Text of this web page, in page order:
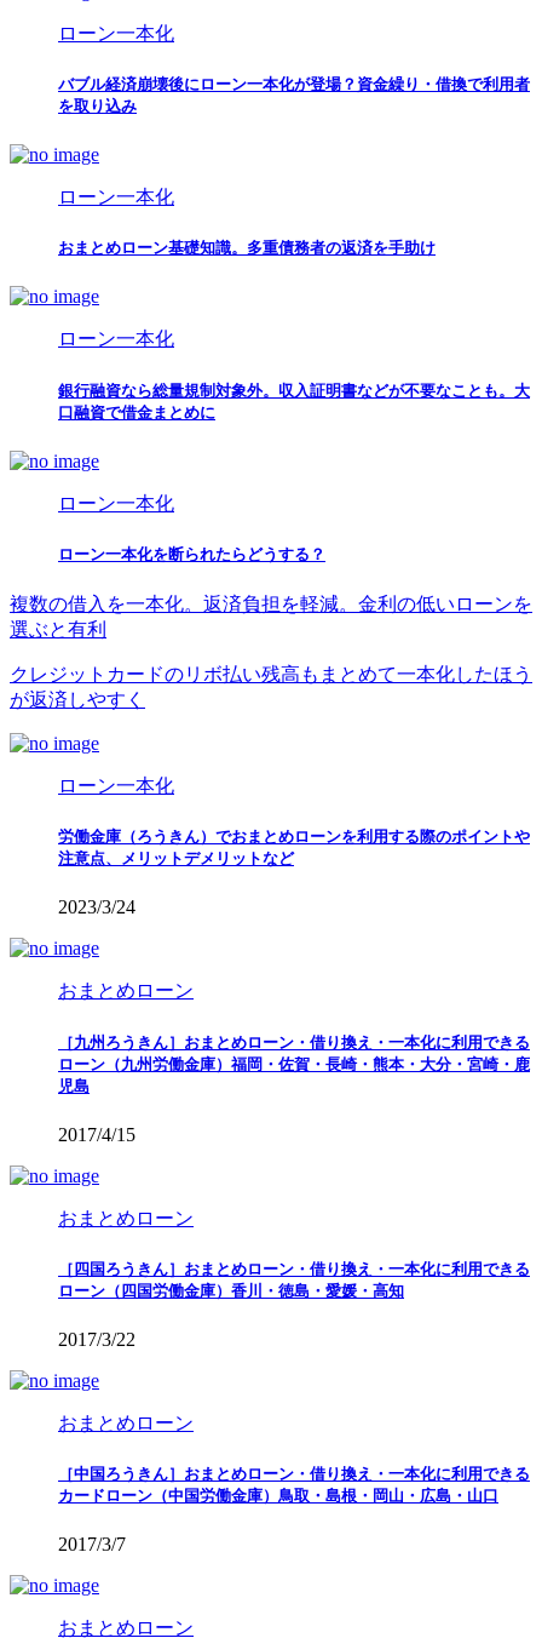
ローン一本化
バブル経済崩壊後にローン一本化が登場？資金繰り・借換で利用者
を取り込み
ローン一本化
おまとめローン基礎知識。多重債務者の返済を手助け
ローン一本化
銀行融資なら総量規制対象外。収入証明書などが不要なことも。大
口融資で借金まとめに
ローン一本化
ローン一本化を断られたらどうする？
複数の借入を一本化。返済負担を軽減。金利の低いローンを
選ぶと有利
クレジットカードのリボ払い残高もまとめて一本化したほう
が返済しやすく
ローン一本化
労働金庫（ろうきん）でおまとめローンを利用する際のポイントや
注意点、メリットデメリットなど
2023/3/24
おまとめローン
［九州ろうきん］おまとめローン・借り換え・一本化に利用できる
ローン（九州労働金庫）福岡・佐賀・長崎・熊本・大分・宮崎・鹿
児島
2017/4/15
おまとめローン
［四国ろうきん］おまとめローン・借り換え・一本化に利用できる
ローン（四国労働金庫）香川・徳島・愛媛・高知
2017/3/22
おまとめローン
［中国ろうきん］おまとめローン・借り換え・一本化に利用できる
カードローン（中国労働金庫）鳥取・島根・岡山・広島・山口
2017/3/7
おまとめローン